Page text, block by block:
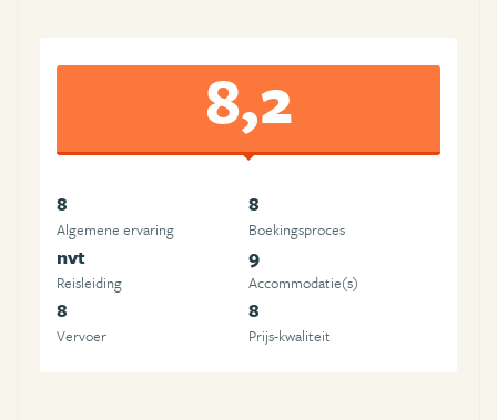
8,2
8
Algemene ervaring
8
Boekingsproces
nvt
Reisleiding
9
Accommodatie(s)
8
Vervoer
8
Prijs-kwaliteit